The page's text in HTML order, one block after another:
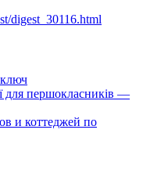
digest_30116.html
для першокласників —
и коттеджей по